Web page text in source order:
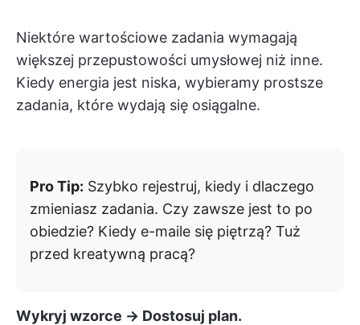
Niektóre wartościowe zadania wymagają
większej przepustowości umysłowej niż inne.
Kiedy energia jest niska, wybieramy prostsze
zadania, które wydają się osiągalne.
Pro Tip: Szybko rejestruj, kiedy i dlaczego
zmieniasz zadania. Czy zawsze jest to po
obiedzie? Kiedy e-maile się piętrzą? Tuż
przed kreatywną pracą?
Wykryj wzorce → Dostosuj plan.